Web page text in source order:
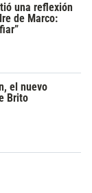
una reflexión
de Marco:
el nuevo
Brito